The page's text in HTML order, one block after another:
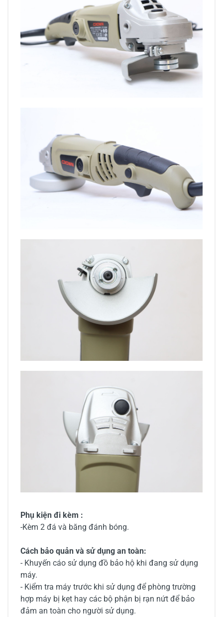
Phụ kiện đi kèm :
-Kèm 2 đá và băng đánh bóng.
Cách bảo quản và sử dụng an toàn:
- Khuyến cáo sử dụng đồ bảo hộ khi đang sử dụng
máy.
- Kiểm tra máy trước khi sử dụng để phòng trường
hợp máy bị kẹt hay các bộ phận bị rạn nứt để bảo
đảm an toàn cho người sử dụng.